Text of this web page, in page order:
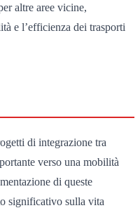
altre aree vicine,
e l’efficienza dei trasporti
di integrazione tra
verso una mobilità
di queste
significativo sulla vita